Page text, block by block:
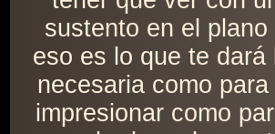
sustento en el plano
eso es lo que te dará
necesaria como
impresionar como